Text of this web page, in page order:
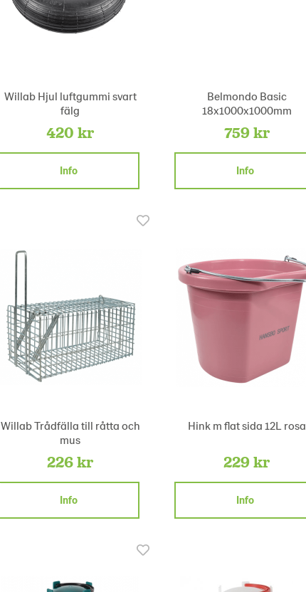
Willab Hjul luftgummi svart
fälg
420 kr
Info
Belmondo Basic
18x1000x1000mm
759 kr
Info
Willab Trådfälla till råtta och
mus
226 kr
Info
Hink m flat sida 12L rosa
229 kr
Info